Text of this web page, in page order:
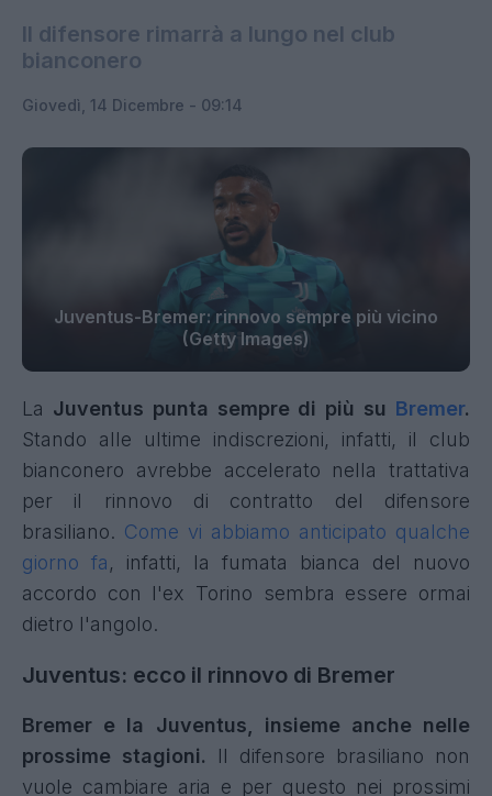
Il difensore rimarrà a lungo nel club
bianconero
Giovedì, 14 Dicembre - 09:14
Juventus-Bremer: rinnovo sempre più vicino
(Getty Images)
La Juventus punta sempre di più su Bremer.
Stando alle ultime indiscrezioni, infatti, il club
bianconero avrebbe accelerato nella trattativa
per il rinnovo di contratto del difensore
brasiliano. Come vi abbiamo anticipato qualche
giorno fa, infatti, la fumata bianca del nuovo
accordo con l'ex Torino sembra essere ormai
dietro l'angolo.
Juventus: ecco il rinnovo di Bremer
Bremer e la Juventus, insieme anche nelle
prossime stagioni. Il difensore brasiliano non
vuole cambiare aria e per questo nei prossimi